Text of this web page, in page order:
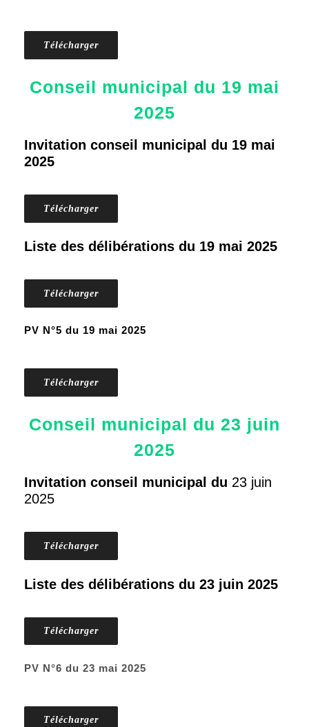
Télécharger
Conseil municipal du 19 mai
2025
Invitation conseil municipal du 19 mai
2025
Télécharger
Liste des délibérations du 19 mai 2025
Télécharger
PV N°5 du 19 mai 2025
Télécharger
Conseil municipal du 23 juin
2025
Invitation conseil municipal du 23 juin
2025
Télécharger
Liste des délibérations du 23 juin 2025
Télécharger
PV N°6 du 23 mai 2025
Télécharger